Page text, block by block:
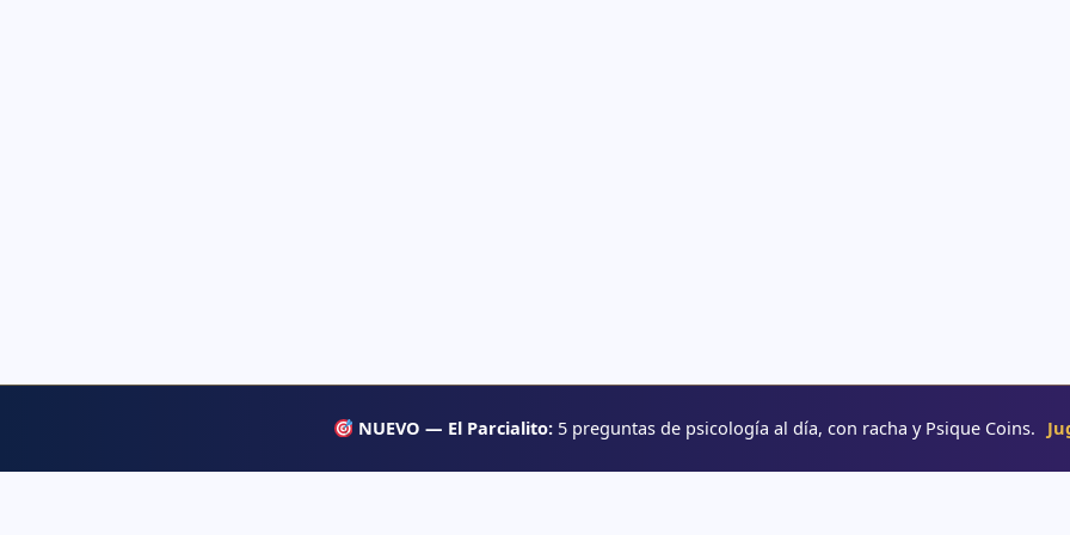
NUEVO — El Parcialito:5 preguntas de psicología al día, con racha y Psique Coins.